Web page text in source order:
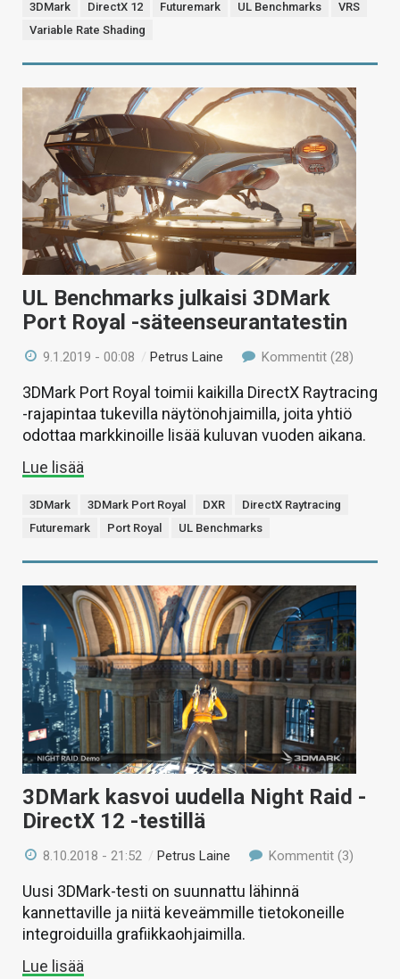
3DMark DirectX 12 Futuremark UL Benchmarks
VRS
Variable Rate Shading
UL Benchmarks julkaisi 3DMark
Port Royal -säteenseurantatestin
9.1.2019 - 00:08 / Petrus Laine Kommentit (28)
3DMark Port Royal toimii kaikilla DirectX Raytracing
-rajapintaa tukevilla näytönohjaimilla, joita yhtiö
odottaa markkinoille lisää kuluvan vuoden aikana.
Lue lisää
3DMark 3DMark Port Royal DXR
DirectX Raytracing
Futuremark
Port Royal UL Benchmarks
3DMark kasvoi uudella Night Raid -
DirectX 12 -testillä
8.10.2018 - 21:52 /Petrus Laine Kommentit (3)
Uusi 3DMark-testi on suunnattu lähinnä
kannettaville ja niitä keveämmille tietokoneille
integroiduilla grafiikkaohjaimilla.
Lue lisää